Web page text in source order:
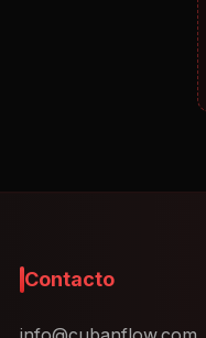
Contacto